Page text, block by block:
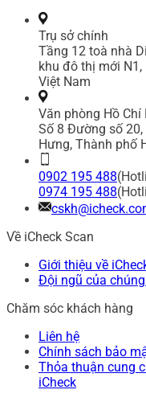
Trụ sở chính
Tầng 12 toà nhà
khu đô thị mới N1,
Việt Nam
Văn phòng Hồ Chí
Số 8 Đường số
Hưng, Thành phố
0902 195 488
0974 195 488
Về iCheck Scan
Giới thiệu về
Đội ngũ của
Chăm sóc khách hàng
Liên hệ
Chính sách bảo
Thỏa thuận cung
iCheck